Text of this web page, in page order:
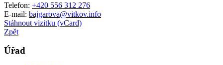
Telefon: +420 556 312 276
E-mail: bajgarova@vitkov.info
Stáhnout vizitku (vCard)
Zpět
Úřad